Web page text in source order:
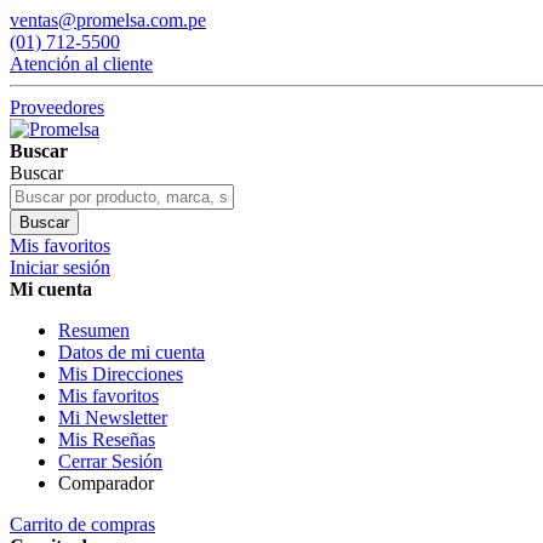
ventas@promelsa.com.pe
(01) 712-5500
Atención al cliente
Proveedores
Buscar
Buscar
Buscar
Mis favoritos
Iniciar sesión
Mi cuenta
Resumen
Datos de mi cuenta
Mis Direcciones
Mis favoritos
Mi Newsletter
Mis Reseñas
Cerrar Sesión
Comparador
Carrito de compras